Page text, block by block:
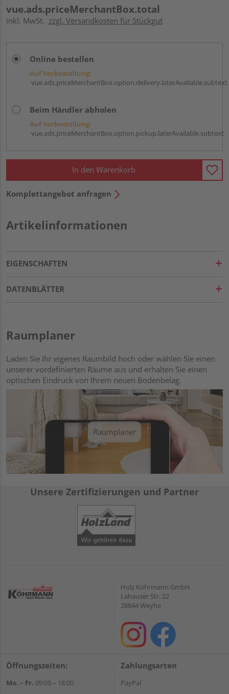
vue.ads.priceMerchantBox.total
inkl. MwSt. zzgl. Versandkosten für Stückgut
Online bestellen
Auf Vorbestellung:
vue.ads.priceMerchantBox.option.delivery.laterAvailable.subtext
Beim Händler abholen
Auf Vorbestellung:
vue.ads.priceMerchantBox.option.pickup.laterAvailable.subtext
In den Warenkorb
Komplettangebot anfragen
Artikelinformationen
EIGENSCHAFTEN
DATENBLÄTTER
Raumplaner
Laden Sie Ihr eigenes Raumbild hoch oder wählen Sie einen
unserer vordefinierten Räume aus und erhalten Sie einen
optischen Eindruck von Ihrem neuen Bodenbelag.
Raumplaner
Unsere Zertifizierungen und Partner
Holz Köhrmann GmbH
Lahauser Str. 22
28844 Weyhe
Öffnungszeiten:
Mo. – Fr. 09:00 – 18:00
Zahlungsarten
PayPal